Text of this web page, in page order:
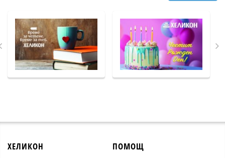
ХЕЛИКОН ПОМОЩ